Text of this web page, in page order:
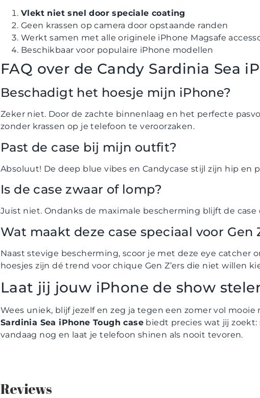
Vlekt niet snel door speciale coating
Geen krassen op camera door opstaande randen
Werkt samen met alle originele iPhone Magsafe
Beschikbaar voor populaire iPhone modellen
FAQ over de Candy Sardinia Sea
Beschadigt het hoesje mijn iPhone?
Zeker niet. Door de zachte binnenlaag en het perfecte
zonder krassen op je telefoon te veroorzaken.
Past de case bij mijn outfit?
Absoluut! De deep blue vibes en Candycase stijl zijn hip en
Is de case zwaar of lomp?
Juist niet. Ondanks de maximale bescherming blijft de
Wat maakt deze case speciaal voor Gen
Naast stevige bescherming, scoor je met deze eye catcher
hoesjes zijn dé trend voor chique Gen Z’ers die niet willen
Laat jij jouw iPhone de show
Wees uniek, blijf jezelf en zeg ja tegen een zomer vol
Sardinia Sea iPhone Tough case biedt precies wat jij
vandaag nog en laat je telefoon shinen als nooit tevoren.
Reviews